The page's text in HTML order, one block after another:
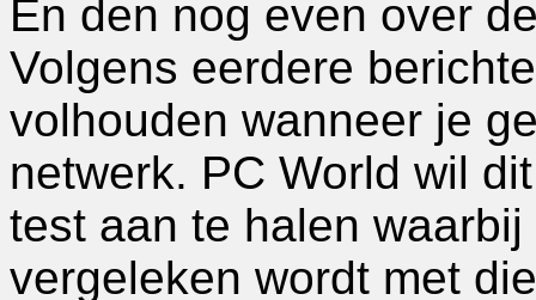
En den nog even over
Volgens eerdere
volhouden wanneer je
netwerk. PC World wil
test aan te halen
vergeleken wordt met